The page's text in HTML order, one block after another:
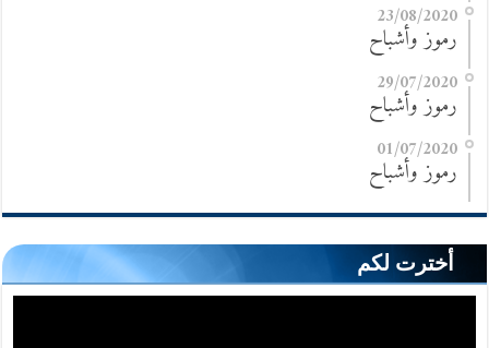
23/08/2020
رموز وأشباح
29/07/2020
رموز وأشباح
01/07/2020
رموز وأشباح
أخترت لكم